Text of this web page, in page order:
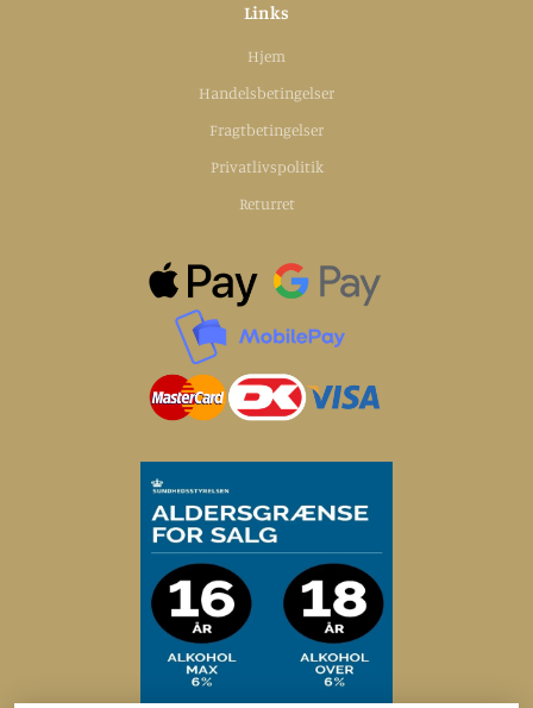
Links
Hjem
Handelsbetingelser
Fragtbetingelser
Privatlivspolitik
Returret